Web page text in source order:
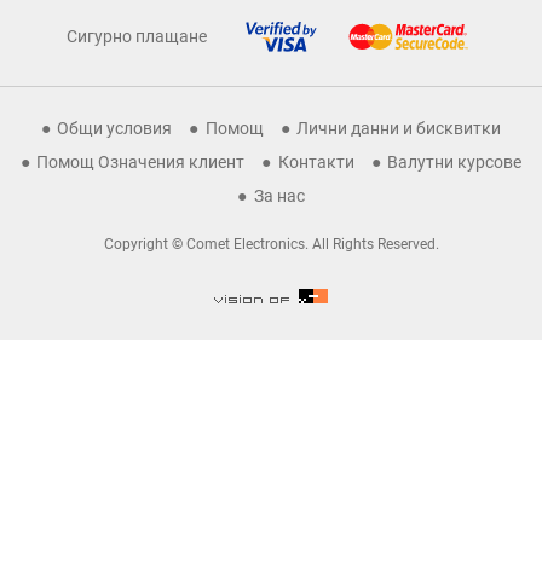
Сигурно плащане
Общи условия Помощ
Лични данни и бисквитки
Помощ Означения клиент
Контакти
Валутни курсове
За нас
Copyright © Comet Electronics. All Rights Reserved.